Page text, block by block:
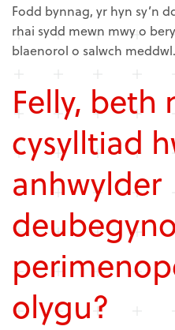
Fodd bynnag, yr hyn sy’n
rhai sydd mewn mwy o
blaenorol o salwch meddwl.
Felly, beth
cysylltiad
anhwylder
olygu?